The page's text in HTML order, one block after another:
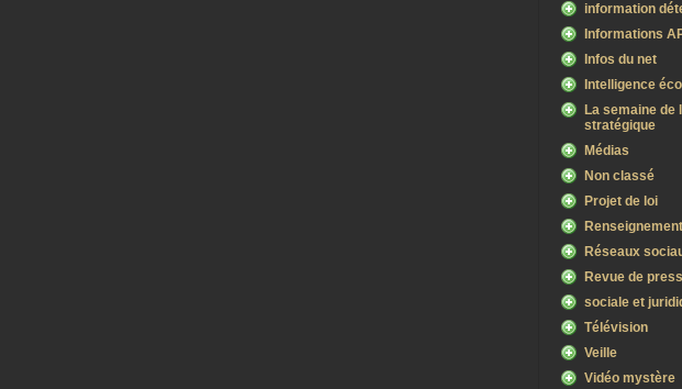
information
Informations
Infos du net
Intelligence
La semaine de
stratégique
Médias
Non classé
Projet de loi
Renseignement
Réseaux
Revue de
sociale et
Télévision
Veille
Vidéo mystère